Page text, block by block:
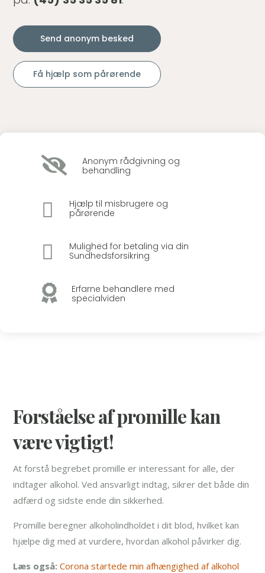
Send anonym besked
Få hjælp som pårørende

Anonym rådgivning og
behandling

Hjælp til misbrugere og
pårørende

Mulighed for betaling via din
Sundhedsforsikring

Erfarne behandlere med
specialviden
Forståelse af promille kan
være vigtigt!
At forstå begrebet promille er interessant for alle, der
indtager alkohol. Ved ansvarligt indtag, sikrer det både din
adfærd og sidste ende din sikkerhed.
Promille beregner alkoholindholdet i dit blod, hvilket kan
hjælpe dig med at vurdere, hvordan alkohol påvirker dig.
Læs også: Corona startede min afhængighed af alkohol